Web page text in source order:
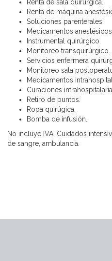
Renta de sala quirúrgica.
Renta de máquina
Soluciones parenterales.
Medicamentos anestésicos.
Instrumental quirúrgico.
Monitoreo transquirúrgico.
Servicios enfermera
Monitoreo sala
Medicamentos
Curaciones
Retiro de puntos.
Ropa quirúgica.
Bomba de infusión.
No incluye IVA, Cuidados
de sangre, ambulancia.